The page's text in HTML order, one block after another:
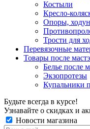
Костыли
Кресло-
Опоры,
Трости для
Перевязочные
Товары после
Белье после
Экзопротезы
Купальники
Будьте всегда в курсе!
Узнавайте о скидках и
Новости магазина